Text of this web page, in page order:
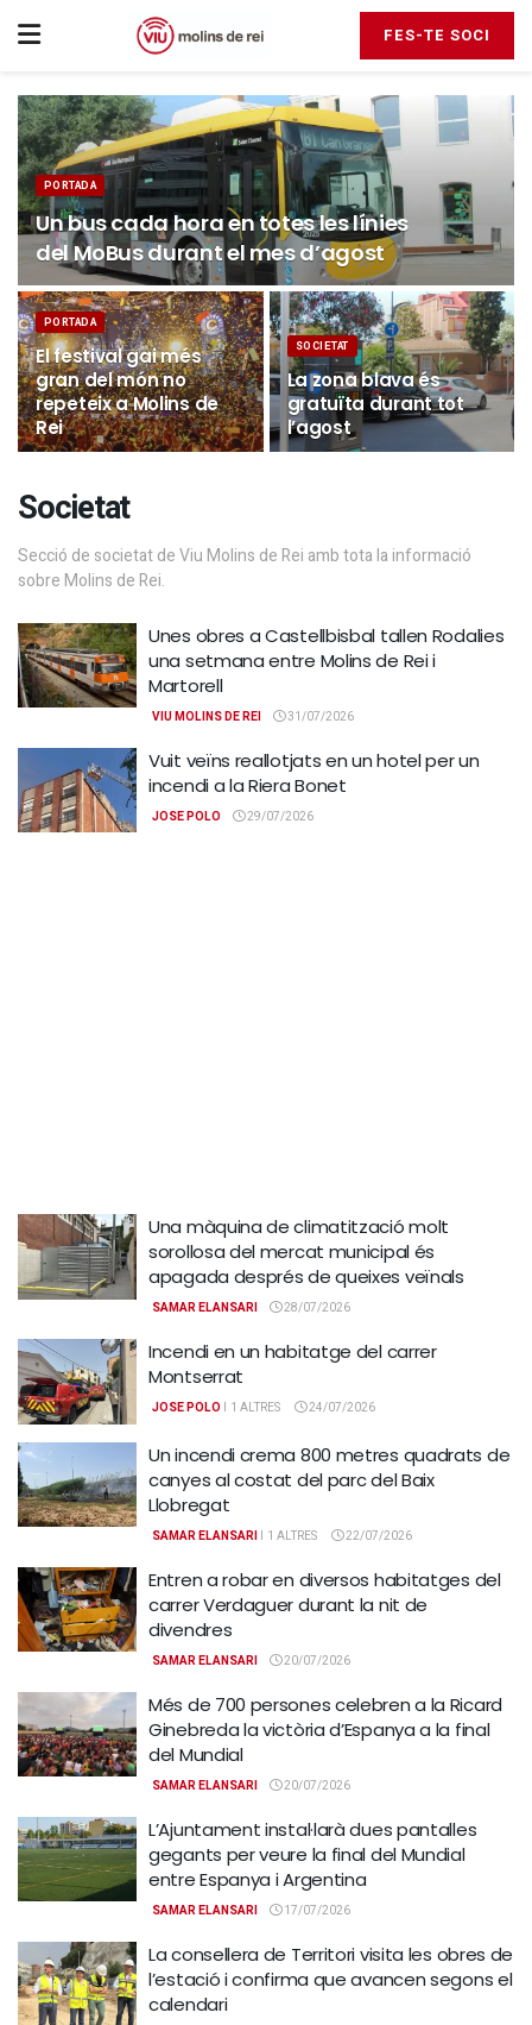
FES-TE SOCI
PORTADA
Un bus cada hora en totes les línies
del MoBus durant el mes d’agost
PORTADA
El festival gai més
gran del món no
repeteix a Molins de
Rei
SOCIETAT
La zona blava és
gratuïta durant tot
l’agost
Societat
Secció de societat de Viu Molins de Rei amb tota la informació
sobre Molins de Rei.
Unes obres a Castellbisbal tallen Rodalies
una setmana entre Molins de Rei i
Martorell
VIU MOLINS DE REI 31/07/2026
Vuit veïns reallotjats en un hotel per un
incendi a la Riera Bonet
JOSE POLO 29/07/2026
Una màquina de climatització molt
sorollosa del mercat municipal és
apagada després de queixes veïnals
SAMAR ELANSARI 28/07/2026
Incendi en un habitatge del carrer
Montserrat
JOSE POLO I 1 ALTRES 24/07/2026
Un incendi crema 800 metres quadrats de
canyes al costat del parc del Baix
Llobregat
SAMAR ELANSARI I 1 ALTRES 22/07/2026
Entren a robar en diversos habitatges del
carrer Verdaguer durant la nit de
divendres
SAMAR ELANSARI 20/07/2026
Més de 700 persones celebren a la Ricard
Ginebreda la victòria d’Espanya a la final
del Mundial
SAMAR ELANSARI 20/07/2026
L’Ajuntament instal·larà dues pantalles
gegants per veure la final del Mundial
entre Espanya i Argentina
SAMAR ELANSARI 17/07/2026
La consellera de Territori visita les obres de
l’estació i confirma que avancen segons el
calendari